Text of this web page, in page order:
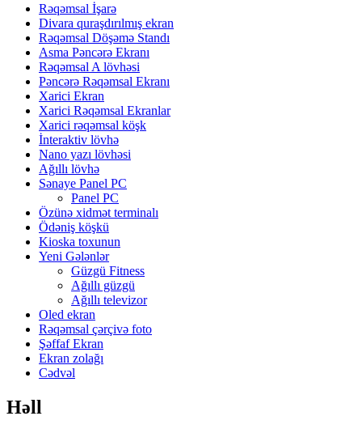
Rəqəmsal İşarə
Divara quraşdırılmış ekran
Rəqəmsal Döşəmə Standı
Asma Pəncərə Ekranı
Rəqəmsal A lövhəsi
Pəncərə Rəqəmsal Ekranı
Xarici Ekran
Xarici Rəqəmsal Ekranlar
Xarici rəqəmsal köşk
İnteraktiv lövhə
Nano yazı lövhəsi
Ağıllı lövhə
Sənaye Panel PC
Panel PC
Özünə xidmət terminalı
Ödəniş köşkü
Kioska toxunun
Yeni Gələnlər
Güzgü Fitness
Ağıllı güzgü
Ağıllı televizor
Oled ekran
Rəqəmsal çərçivə foto
Şəffaf Ekran
Ekran zolağı
Cədvəl
Həll